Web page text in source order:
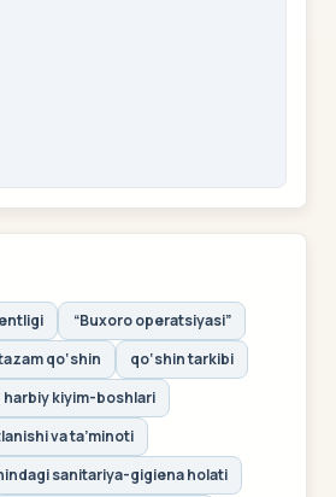
“Buxoro operatsiyasi”
qo‘shin
qo‘shin tarkibi
harbiy kiyim-boshlari
va ta’minoti
sanitariya-gigiena holati